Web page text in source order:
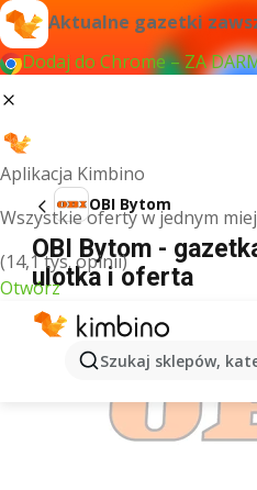
Aktualne gazetki
Dodaj do Chrome – ZA
Aplikacja Kimbino
Wszystkie oferty w jednym
(14,1 tys. opinii)
Otwórz
Szukaj sklepów,
OBI Bytom
OBI Bytom -
ulotka i oferta